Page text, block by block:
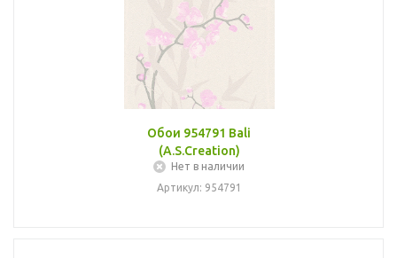
Обои 954791 Bali
(A.S.Creation)
Нет в наличии
Артикул: 954791